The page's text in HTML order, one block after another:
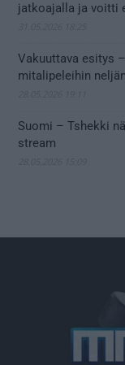
jatkoajalla ja voitti
Vakuuttava esitys
mitalipeleihin
Suomi – Tshekki
stream